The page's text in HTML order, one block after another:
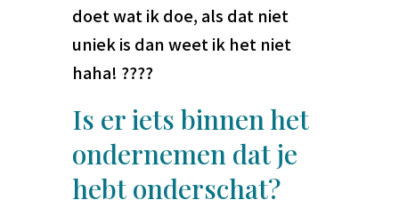
doet wat ik doe, als dat niet
uniek is dan weet ik het niet
haha! ????
Is er iets binnen het
ondernemen dat je
hebt onderschat?